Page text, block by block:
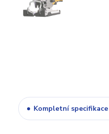
Kompletní specifikace